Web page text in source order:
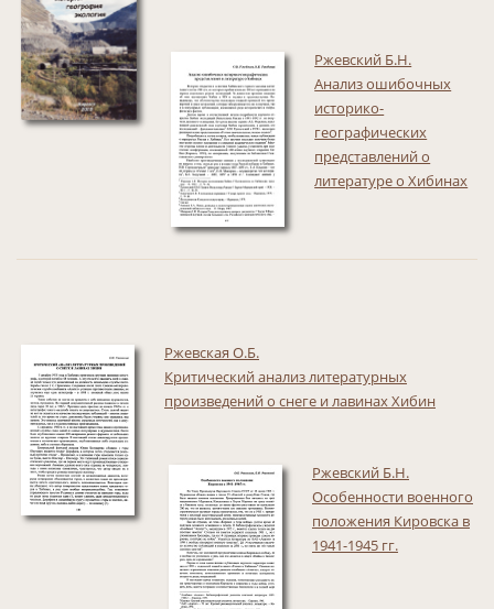
Ржевский Б.Н.
Анализ ошибочных
историко-
географических
представлений о
литературе о Хибинах
Ржевская О.Б.
Критический анализ литературных
произведений о снеге и лавинах Хибин
Ржевский Б.Н.
Особенности военного
положения Кировска в
1941-1945 гг.